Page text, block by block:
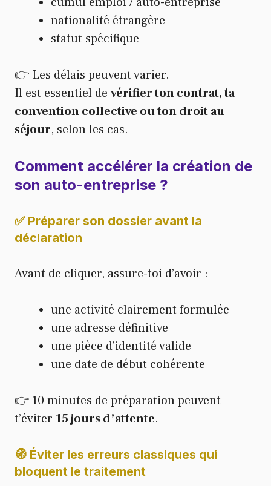
nationalité étrangère
statut spécifique
👉 Les délais peuvent varier.
Il est essentiel de vérifier ton contrat, ta
convention collective ou ton droit au
séjour, selon les cas.
Comment accélérer la création de
son auto-entreprise ?
✅ Préparer son dossier avant la
déclaration
Avant de cliquer, assure-toi d’avoir :
une activité clairement formulée
une adresse définitive
une pièce d’identité valide
une date de début cohérente
👉 10 minutes de préparation peuvent
t’éviter 15 jours d’attente.
🧭 Éviter les erreurs classiques qui
bloquent le traitement